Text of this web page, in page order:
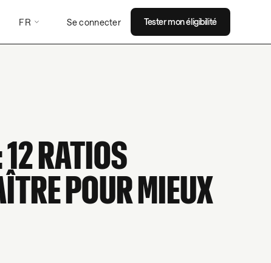
FR Se connecter Tester mon éligibilité
RATIOS
POUR MIEUX